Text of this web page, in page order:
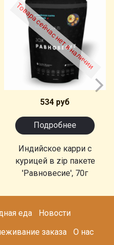
Товара сейчас нет в наличии
534 руб
Подробнее
Индийское карри с
курицей в zip пакете
'Равновесие', 70г
еда
Новости
заказа
О нас